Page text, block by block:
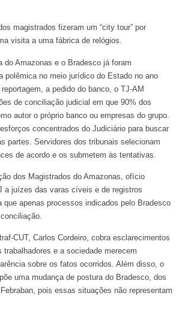
magistrados fizeram um “city tour” por
visita a uma fábrica de relógios.
do Amazonas e o Bradesco já foram
polêmica no meio jurídico do Estado no ano
a pedido do banco, o TJ-AM
de conciliação judicial em que 90% dos
autor o próprio banco ou empresas do grupo.
concentrados do Judiciário para buscar
partes. Servidores dos tribunais selecionam
de acordo e os submetem às tentativas.
dos Magistrados do Amazonas, ofício
a juízes das varas cíveis e de registros
que apenas processos indicados pelo Bradesco
CUT, Carlos Cordeiro, cobra esclarecimentos
e a sociedade merecem
sobre os fatos ocorridos. Além disso, o
uma mudança de postura do Bradesco, dos
pois essas situações não representam